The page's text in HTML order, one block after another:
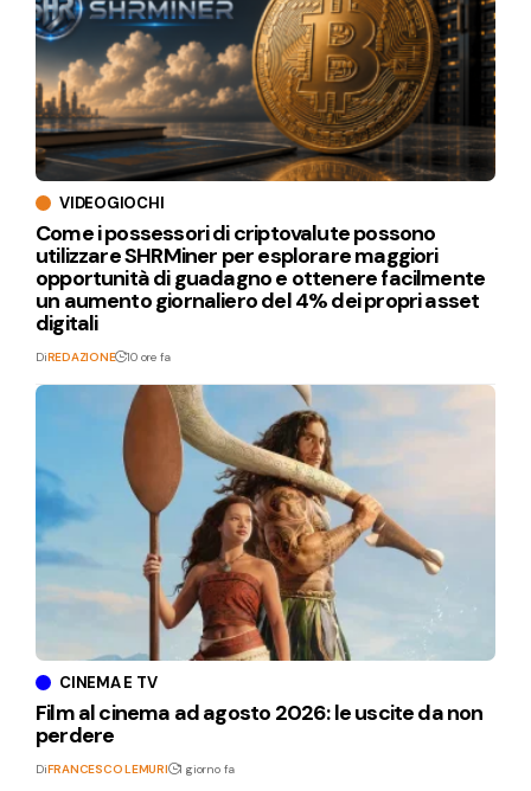
VIDEOGIOCHI
Come i possessori di criptovalute possono
utilizzare SHRMiner per esplorare maggiori
opportunità di guadagno e ottenere facilmente
un aumento giornaliero del 4% dei propri asset
digitali
DiREDAZIONE 10 ore fa
CINEMA E TV
Film al cinema ad agosto 2026: le uscite da non
perdere
DiFRANCESCO LEMURI 1 giorno fa